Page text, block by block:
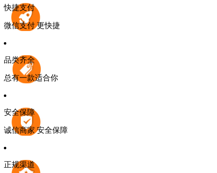
快捷支付
微信支付 更快捷
品类齐全
总有一款适合你
安全保障
诚信商家 安全保障
正规渠道